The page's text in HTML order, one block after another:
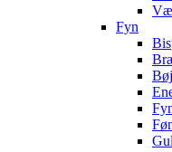
Fyn